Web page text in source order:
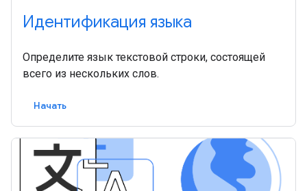
Идентификация языка
Определите язык текстовой строки, состоящей
всего из нескольких слов.
Начать